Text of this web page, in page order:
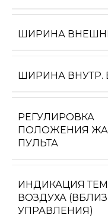
ШИРИНА
ШИРИНА ВНУТР.
РЕГУЛИРОВКА
ПОЛОЖЕНИЯ
ПУЛЬТА
ИНДИКАЦИЯ
ВОЗДУХА
УПРАВЛЕНИЯ)